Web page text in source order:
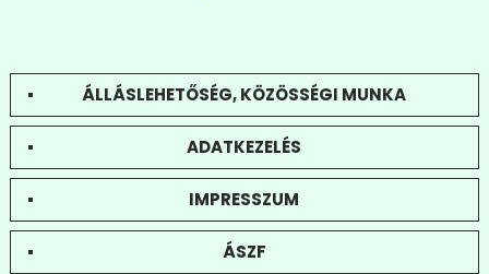
ÁLLÁSLEHETŐSÉG, KÖZÖSSÉGI MUNKA
ADATKEZELÉS
IMPRESSZUM
ÁSZF